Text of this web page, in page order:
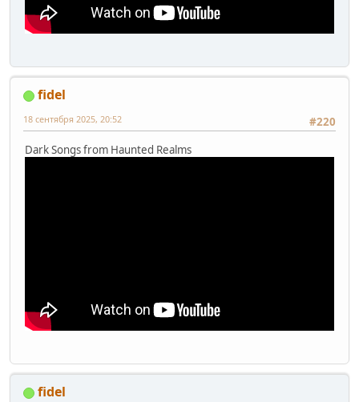
fidel
#220
18 сентября 2025, 20:52
Dark Songs from Haunted Realms
fidel